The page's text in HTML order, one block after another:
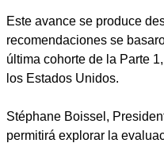
Este avance se produce
recomendaciones se
última cohorte de la Parte
los Estados Unidos.
Stéphane Boissel,
permitirá explorar la